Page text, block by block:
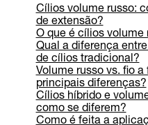
Cílios volume russo:
de extensão?
O que é cílios volume
Qual a diferença
de cílios tradicional?
Volume russo vs. fio a
principais diferenças?
Cílios híbrido e
como se diferem?
Como é feita a